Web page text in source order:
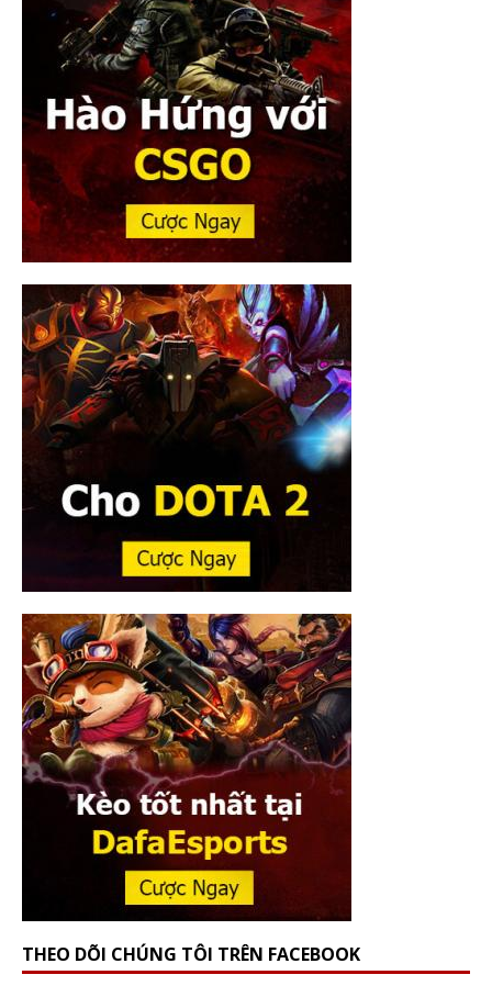
THEO DÕI CHÚNG TÔI TRÊN FACEBOOK